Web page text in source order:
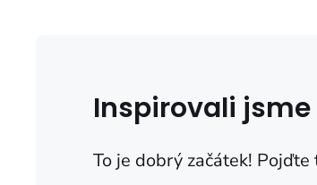
Inspirovali jsme
To je dobrý začátek!